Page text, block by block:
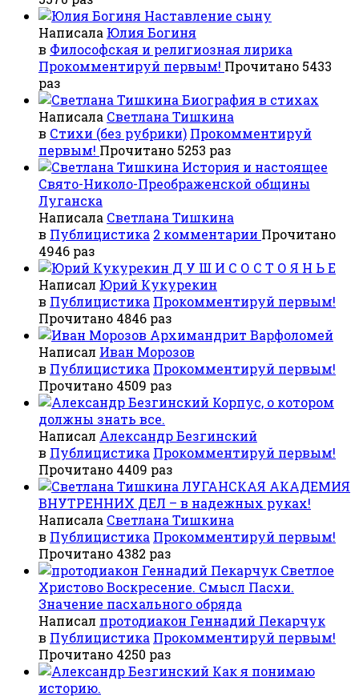
Наставление сыну
Написала Юлия Богиня
в Философская и религиозная лирика
Прокомментируй первым! Прочитано 5433
раз
Биография в стихах
Написала Светлана Тишкина
в Стихи (без рубрики) Прокомментируй
первым! Прочитано 5253 раз
История и настоящее
Свято-Николо-Преображенской общины
Луганска
Написала Светлана Тишкина
в Публицистика 2 комментарии Прочитано
4946 раз
Д У Ш И С О С Т О Я Н Ь Е
Написал Юрий Кукурекин
в Публицистика Прокомментируй первым!
Прочитано 4846 раз
Архимандрит Варфоломей
Написал Иван Морозов
в Публицистика Прокомментируй первым!
Прочитано 4509 раз
Корпус, о котором
должны знать все.
Написал Александр Безгинский
в Публицистика Прокомментируй первым!
Прочитано 4409 раз
ЛУГАНСКАЯ АКАДЕМИЯ
ВНУТРЕННИХ ДЕЛ – в надежных руках!
Написала Светлана Тишкина
в Публицистика Прокомментируй первым!
Прочитано 4382 раз
Светлое
Христово Воскресение. Смысл Пасхи.
Значение пасхального обряда
Написал протодиакон Геннадий Пекарчук
в Публицистика Прокомментируй первым!
Прочитано 4250 раз
Как я понимаю
историю.